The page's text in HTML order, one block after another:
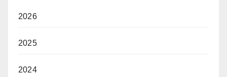
2026
2025
2024